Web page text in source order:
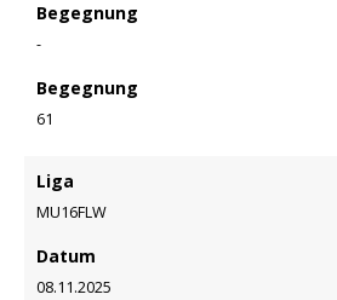
Begegnung
-
Begegnung
61
Liga
MU16FLW
Datum
08.11.2025